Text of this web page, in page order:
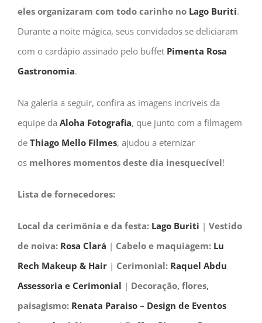
eles organizaram com todo carinho no Lago Buriti.
Durante a noite mágica, seus convidados se deliciaram
com o cardápio assinado pelo buffet Pimenta Rosa
Gastronomia.
Na galeria a seguir, confira as imagens incríveis da
equipe da Aloha Fotografia, que junto com a filmagem
de Thiago Mello Filmes, ajudou a eternizar
os melhores momentos deste dia inesquecível!
Lista de fornecedores:
Local da cerimônia e da festa: Lago Buriti | Vestido
de noiva: Rosa Clará | Cabelo e maquiagem: Lu
Rech Makeup & Hair | Cerimonial: Raquel Abdu
Assessoria e Cerimonial | Decoração, flores,
paisagismo: Renata Paraiso – Design de Eventos